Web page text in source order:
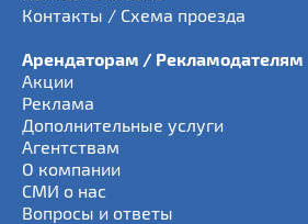
Контакты / Схема проезда
Арендаторам / Рекламодателям
Акции
Реклама
Дополнительные услуги
Агентствам
О компании
СМИ о нас
Вопросы и ответы